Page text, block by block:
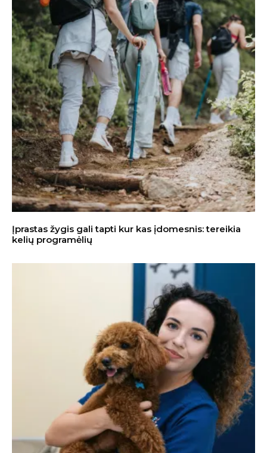
Įprastas žygis gali tapti kur kas įdomesnis: tereikia
kelių programėlių